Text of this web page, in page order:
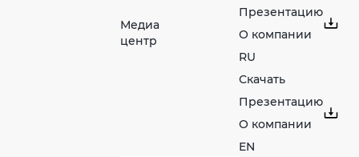
Медиа
центр
Презентацию
О компании
RU
Скачать
Презентацию
О компании
EN